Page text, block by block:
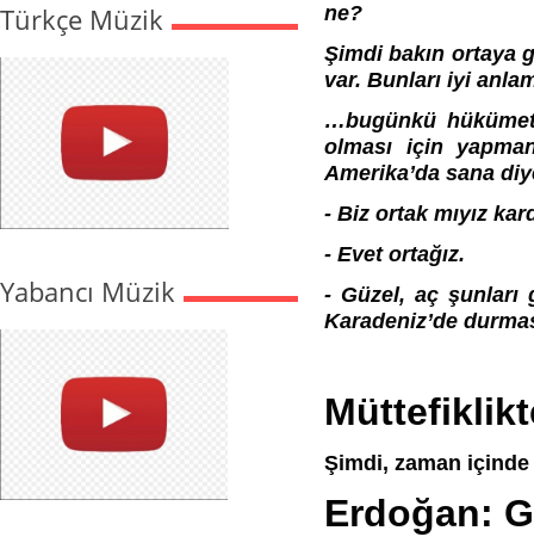
Türkçe Müzik
Yabancı Müzik
ne?
Şimdi bakın ortaya
var. Bunları iyi
…bugünkü
olması için
Amerika’da sana
- Biz ortak mıyız
- Evet ortağız.
- Güzel, aç şunları
Karadeniz’de
Şimdi, zaman
Erdoğan: